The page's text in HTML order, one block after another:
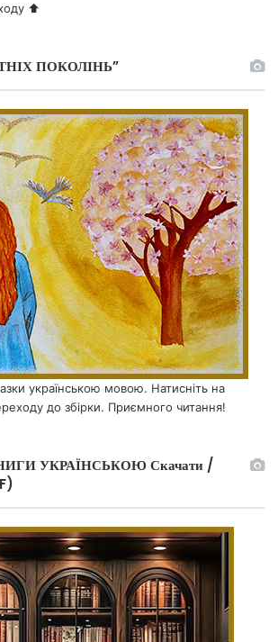
⬆️
ПОКОЛІНЬ”
українською мовою. Натисніть на
до збірки. Приємного читання!
УКРАЇНСЬКОЮ Скачати /